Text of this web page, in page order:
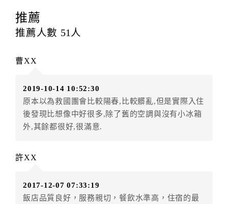
四、訂單異動
訂房者應於 入住前2日
提出申辦不得異動訂單。
辦理取消退款。
房者應補足差額。（限原訂飯店）
訂單異動後，訂單費用總計小於原訂單費用總計時，訂
房者不得要求退其差額。（限原訂飯店）
額3個月
．訂房者使用「保留住宿金額」時，請注意！為避免飯
店客滿，敬請及早計畫，如逾時未提出申辦，視同無條
推薦
推薦人數 51 人
曹XX
2019-10-14 10:52:30
原本以為救國團會比較陽春,比較髒亂,但是實際入住
後發現比想像中好很多,除了舊的空調與沒有小冰箱
外,其餘都很好,很滿意.
許XX
2017-12-07 07:33:19
飯店品質良好，服務親切，餐飲水準高，住宿的最